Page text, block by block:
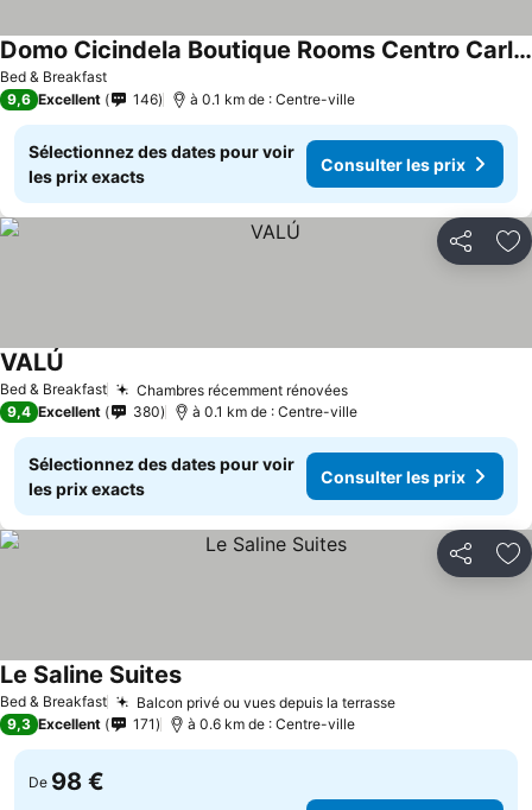
Bed & Breakfast
Domo Cicindela Boutique Rooms Centro Carloforte
9,6 Excellent 146 à 0.1 km de : Centre-ville
Sélectionnez des dates pour voir
les prix exacts
Consulter les prix
Partager
Bed & Breakfast Chambres récemment rénovées
VALÚ
9,4 Excellent 380 à 0.1 km de : Centre-ville
Sélectionnez des dates pour voir
les prix exacts
Consulter les prix
Partager
Bed & Breakfast Balcon privé ou vues depuis la terrasse
Le Saline Suites
9,3 Excellent 171 à 0.6 km de : Centre-ville
De 98 €